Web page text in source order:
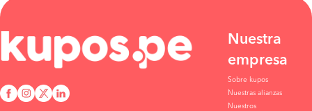
Nuestra
empresa
Sobre kupos
Nuestras alianzas
Nuestros